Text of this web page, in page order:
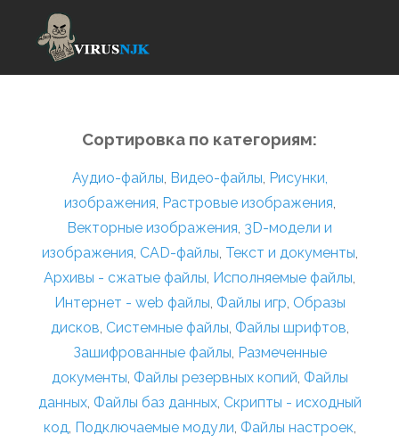
Сортировка по категориям:
Аудио-файлы, Видео-файлы, Рисунки,
изображения, Растровые изображения,
Векторные изображения, 3D-модели и
изображения, CAD-файлы, Текст и документы,
Архивы - сжатые файлы, Исполняемые файлы,
Интернет - web файлы, Файлы игр, Образы
дисков, Системные файлы, Файлы шрифтов,
Зашифрованные файлы, Размеченные
документы, Файлы резервных копий, Файлы
данных, Файлы баз данных, Скрипты - исходный
код, Подключаемые модули, Файлы настроек,